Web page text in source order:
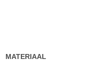
MATERIAAL